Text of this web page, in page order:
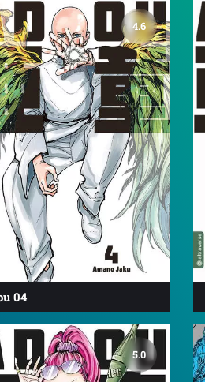
4.6
04
5.0